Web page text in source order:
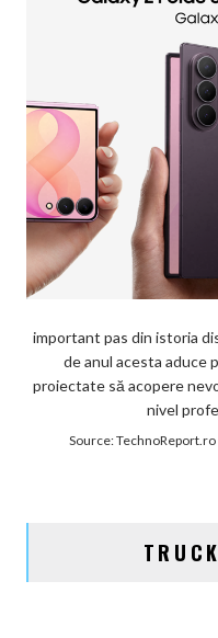
important pas din istoria
de anul acesta aduce
proiectate să acopere
nivel
Source:TechnoReport.ro